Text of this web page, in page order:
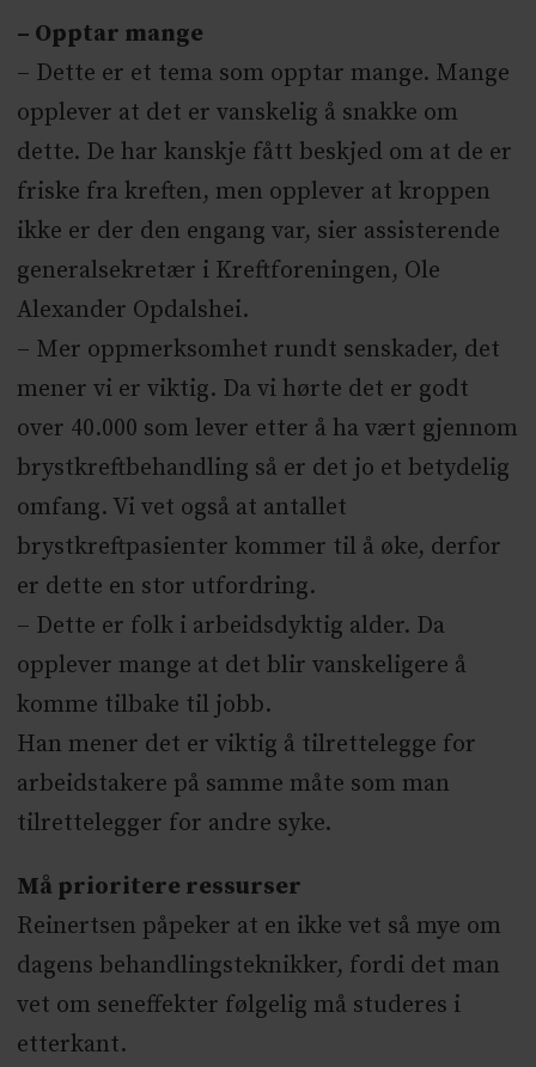
– Opptar mange
– Dette er et tema som opptar mange. Mange
opplever at det er vanskelig å snakke om
dette. De har kanskje fått beskjed om at de er
friske fra kreften, men opplever at kroppen
ikke er der den engang var, sier assisterende
generalsekretær i Kreftforeningen, Ole
Alexander Opdalshei.
– Mer oppmerksomhet rundt senskader, det
mener vi er viktig. Da vi hørte det er godt
over 40.000 som lever etter å ha vært gjennom
brystkreftbehandling så er det jo et betydelig
omfang. Vi vet også at antallet
brystkreftpasienter kommer til å øke, derfor
er dette en stor utfordring.
– Dette er folk i arbeidsdyktig alder. Da
opplever mange at det blir vanskeligere å
komme tilbake til jobb.
Han mener det er viktig å tilrettelegge for
arbeidstakere på samme måte som man
tilrettelegger for andre syke.
Må prioritere ressurser
Reinertsen påpeker at en ikke vet så mye om
dagens behandlingsteknikker, fordi det man
vet om seneffekter følgelig må studeres i
etterkant.